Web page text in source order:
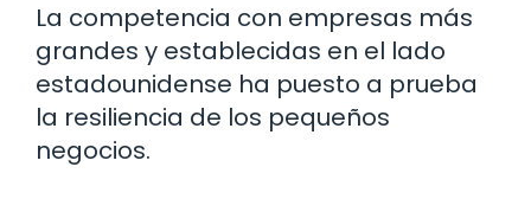
La competencia con empresas más
grandes y establecidas en el lado
estadounidense ha puesto a prueba
la resiliencia de los pequeños
negocios.